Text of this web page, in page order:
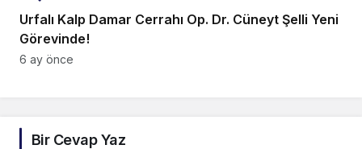
Urfalı Kalp Damar Cerrahı Op. Dr. Cüneyt Şelli Yeni
Görevinde!
6 ay önce
Bir Cevap Yaz